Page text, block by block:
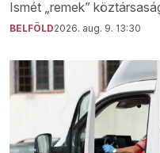
Ismét „remek”
BELFÖLD2026. aug. 9. 13:30